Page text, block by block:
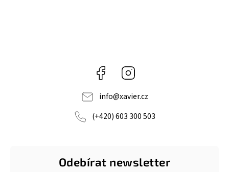
Facebook
info@xavier.cz
(+420) 603 300 503
Odebírat newsletter